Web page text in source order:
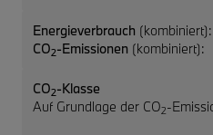
Energieverbrauch (kombiniert):
CO2-Emissionen (kombiniert):
CO2-Klasse
Auf Grundlage der CO2-